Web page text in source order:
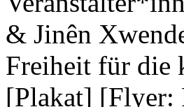
& Jinên
Freiheit für die
[Plakat] [Flyer: